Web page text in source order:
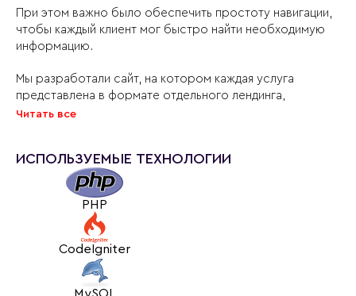
При этом важно было обеспечить простоту навигации,
чтобы каждый клиент мог быстро найти необходимую
информацию.
Мы разработали сайт, на котором каждая услуга
представлена в формате отдельного лендинга,
состоящего из набора блоков. Особенность
панели управления, — благодаря этому каждая страница
выглядит уникально, хотя по сути они являются
типизированными. Таким образом, страницы услуг
получились индивидуальными, а сотрудники компании
могут самостоятельно и без дополнительной
технической поддержки управлять контентом.
Еще одним важным элементом сайта стало портфолио,
Читать все
ИСПОЛЬЗУЕМЫЕ ТЕХНОЛОГИИ
PHP
CodeIgniter